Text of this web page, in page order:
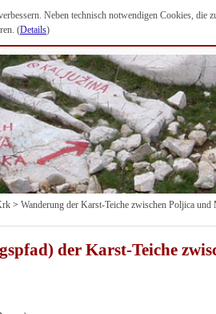
Neben technisch notwendigen Cookies, die
(Details)
> Wanderung der Karst-Teiche zwischen Poljica
der Karst-Teiche